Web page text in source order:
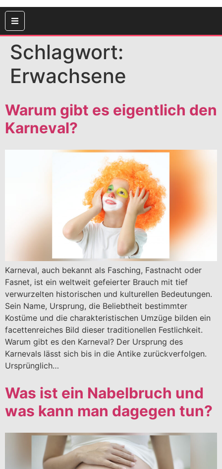
Schlagwort:
Erwachsene
Warum gibt es eigentlich den
Karneval?
Karneval, auch bekannt als Fasching, Fastnacht oder
Fasnet, ist ein weltweit gefeierter Brauch mit tief
verwurzelten historischen und kulturellen Bedeutungen.
Sein Name, Ursprung, die Beliebtheit bestimmter
Kostüme und die charakteristischen Umzüge bilden ein
facettenreiches Bild dieser traditionellen Festlichkeit.
Warum gibt es den Karneval? Der Ursprung des
Karnevals lässt sich bis in die Antike zurückverfolgen.
Ursprünglich…
Was ist ein Nabelbruch und
was kann man dagegen tun?